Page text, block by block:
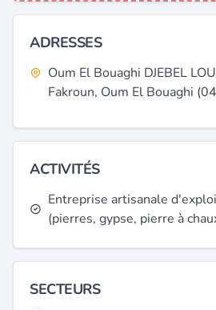
ADRESSES
Oum El Bouaghi DJEBEL
Fakroun, Oum El Bouaghi
ACTIVITÉS
Entreprise artisanale
(pierres, gypse, pierre à
SECTEURS